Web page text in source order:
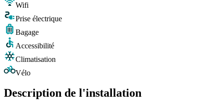
Wifi
Prise électrique
Bagage
Accessibilité
Climatisation
Vélo
Description de l'installation